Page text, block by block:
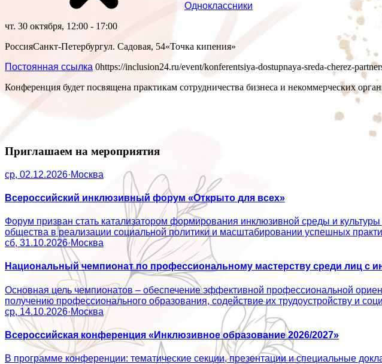
Одноклассники
чт. 30 октября, 12:00 - 17:00
РоссияСанкт-Петербургул. Садовая, 54«Точка кипения»
Постоянная ссылка 0https://inclusion24.ru/event/konferentsiya-dostupnaya-sreda-cherez-
Конференция будет посвящена практикам сотрудничества бизнеса и некоммерческих
Приглашаем на мероприятия
ср, 02.12.2026·Москва
Всероссийский инклюзивный форум «Открыто для всех»
Форум призван стать катализатором формирования инклюзивной среды и
общества в реализации социальной политики и масштабировании успешных
сб, 31.10.2026·Москва
Национальный чемпионат по профессиональному мастерству среди лиц с
Основная цель чемпионатов – обеспечение эффективной профессиональной
получению профессионального образования, содействие их
ср, 14.10.2026·Москва
Всероссийская конференция «Инклюзивное образование 2026/2027»
В программе конференции: тематические секции, презентации и специальные